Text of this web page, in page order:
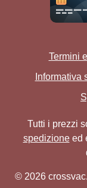
Termini
Informativa
Tutti i prezzi
spedizioneed
© 2026